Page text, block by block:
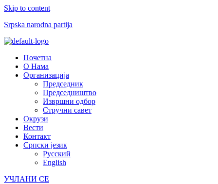
Skip to content
Srpska narodna partija
Menu
Почетна
О Нама
Организација
Председник
Председништво
Извршни одбор
Стручни савет
Окрузи
Вести
Контакт
Српски језик
Русский
English
УЧЛАНИ СЕ